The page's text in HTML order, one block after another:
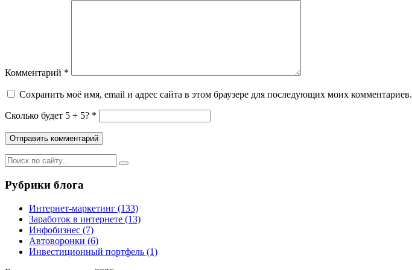
Комментарий *
Сохранить моё имя, email и адрес сайта в этом браузере для последующих моих комментариев.
Сколько будет 5 + 5? *
Рубрики блога
Интернет-маркетинг (133)
Заработок в интернете (13)
Инфобизнес (7)
Автоворонки (6)
Инвестиционный портфель (1)